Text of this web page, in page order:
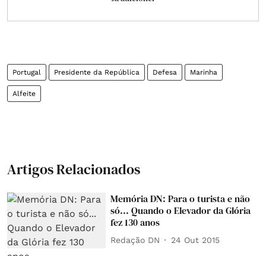
Portugal Presidente da República Defesa Marinha
Alfeite
Artigos Relacionados
Memória DN: Para o turista e não
só... Quando o Elevador da Glória
fez 130 anos
Redação DN 24 Out 2015